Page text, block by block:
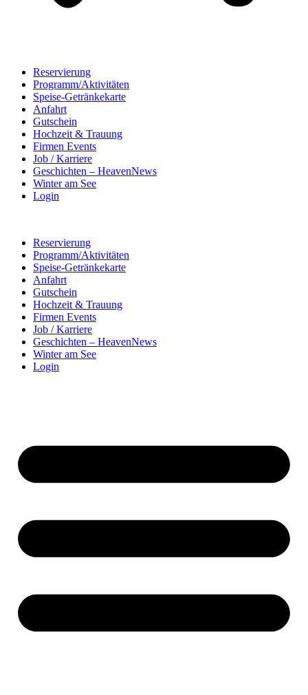
Reservierung
Programm/Aktivitäten
Speise-Getränkekarte
Anfahrt
Gutschein
Hochzeit & Trauung
Firmen Events
Job / Karriere
Geschichten – HeavenNews
Winter am See
Login
Reservierung
Programm/Aktivitäten
Speise-Getränkekarte
Anfahrt
Gutschein
Hochzeit & Trauung
Firmen Events
Job / Karriere
Geschichten – HeavenNews
Winter am See
Login